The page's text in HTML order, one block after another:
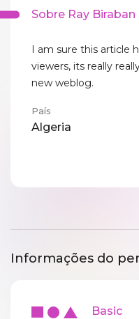
Sobre Ray Biraban
I am sure this article
viewers, its really
new weblog.
País
Algeria
Informações do
Basic